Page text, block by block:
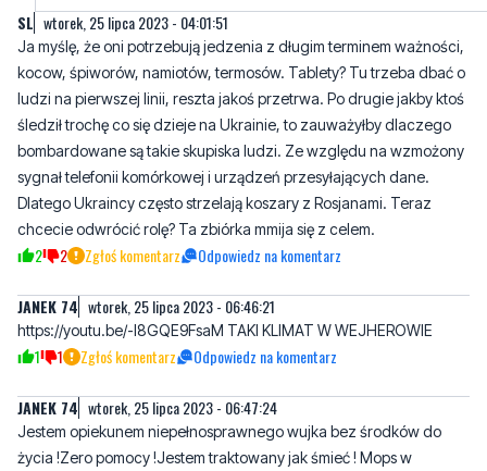
ludzi na pierwszej linii, reszta jakoś przetrwa. Po drugie jakby ktoś
śledził trochę co się dzieje na Ukrainie, to zauważyłby dlaczego
bombardowane są takie skupiska ludzi. Ze względu na wzmożony
sygnał telefonii komórkowej i urządzeń przesyłających dane.
Dlatego Ukraincy często strzelają koszary z Rosjanami. Teraz
chcecie odwrócić rolę? Ta zbiórka mmija się z celem.
2 2 Zgłoś komentarz Odpowiedz na komentarz
JANEK 74 wtorek, 25 lipca 2023 - 06:46:21
https://youtu.be/-l8GQE9FsaM TAKI KLIMAT W WEJHEROWIE
JANEK 74 wtorek, 25 lipca 2023 - 06:47:24
Jestem opiekunem niepełnosprawnego wujka bez środków do
Wejherowie łamie Konstytucje art 30 ! PRZESTAŃ MILCZEĆ
POLSKO !
3 1 Zgłoś komentarz Odpowiedz na komentarz